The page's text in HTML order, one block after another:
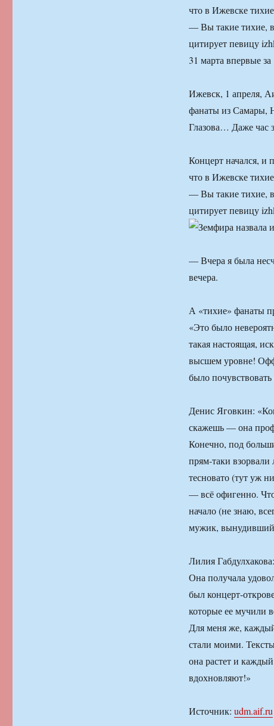
что в Ижевске
— Вы такие тихие,
цитирует певицу
31 марта впервые
Ижевск, 1 апреля,
фанаты из Самары,
Глазова… Даже час
Концерт начался, и
что в Ижевске
— Вы такие тихие,
цитирует певицу
— Вчера я была
вечера.
А «тихие» фанаты
«Это было
такая настоящая,
высшем уровне!
было
Денис Яговкин:
скажешь — она
Конечно, под
прям-таки взорвали
тесновато (тут уж
— всё офигенно.
начало (не знаю,
мужик, вынудивший
Лилия
Она получала
был концерт-
которые ее мучили
Для меня же,
стали моими.
она растет и
вдохновляют!»
Источник: udm.aif.ru